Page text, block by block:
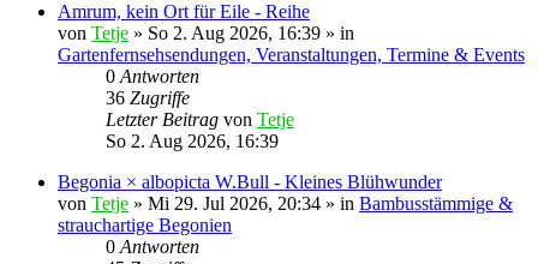
Amrum, kein Ort für Eile - Reihe
von Tetje » So 2. Aug 2026, 16:39 » in
Gartenfernsehsendungen, Veranstaltungen, Termine & Events
0 Antworten
36 Zugriffe
Letzter Beitrag von Tetje
So 2. Aug 2026, 16:39
Begonia × albopicta W.Bull - Kleines Blühwunder
von Tetje » Mi 29. Jul 2026, 20:34 » in Bambusstämmige &
strauchartige Begonien
0 Antworten